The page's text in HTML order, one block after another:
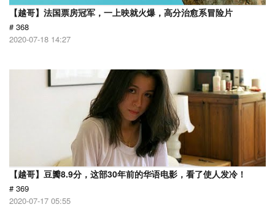
【越哥】法国票房冠军，一上映就火爆，高分治愈系冒险片
# 368
2020-07-18 14:27
【越哥】豆瓣8.9分，这部30年前的华语电影，看了使人发冷！
# 369
2020-07-17 05:55